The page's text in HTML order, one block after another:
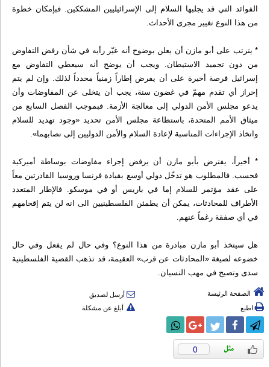
الفوائد التي قد يجلبها السلام إلى الإسرائيليين المشككين. فبإمكان خطوة
من هذا النوع تغيير مجرى الأحداث.
* يترتب على أبو مازن أن يعلن بوضوح أنه غيّر رأيه في شأن رفض التفاوض
من دون تجميد الاستيطان. ويجب أن يوضح أنه سيعطي التفاوض مع
إسرائيل فرصة أخيرة على أن يفرض إطاراً زمنياً محدداً لذلك. وإن لم يتم
إحراز أي تقدم مهمّ في غضون سنة، يجب أن يتخلى عن المفاوضات وأن
يدعو مجلس الأمن الدولي إلى معالجة الأزمة. فبموجب الفصل السابع من
ميثاق الأمم المتحدة، باستطاعة مجلس الأمن تحديد «وجود تهديد للسلام
واتخاذ الإجراءات المناسبة لإعادة السلام والأمن الدوليين إلى نصابهما».
* أخيراً، يفترض بأبو مازن أن يرفض إجراء مفاوضات بوساطة أميركية
فحسب. فالمطلوب هو تدخّل دولي أوسع بقيادة فرنسا وروسيا القادرتين معاً
على عقد مؤتمر للسلام إما في باريس أو في موسكو. فالإطار المتعدد
الأطراف للمحادثات، يمكن أن يطمئن الفلسطينيين الى انه لن يتم إقحامهم
في أي صفقة رغماً عنهم.
هل سيتخذ أبو مازن مبادرة من هذا النوع؟ وفي حال لم يفعل وفي حال
خضوعه لصيغة «المحادثات عن قرب» العقيمة، قد تذهب القضية الفلسطينية
سدى وتصبح في مهب النسيان.
الصفحة الرئيسة
أرسل لصديق
اطبع
أبلغ عن مشكلة
0